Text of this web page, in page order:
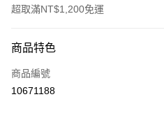
超取滿NT$1,200免運
信用卡一次付款
超商取貨付款
商品特色
商品編號
10671188